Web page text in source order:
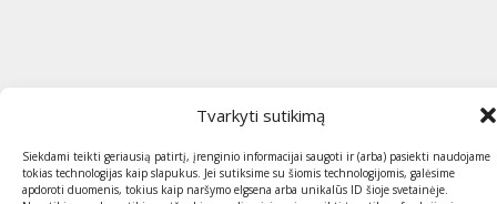
Tvarkyti sutikimą
Siekdami teikti geriausią patirtį, įrenginio informacijai saugoti ir (arba) pasiekti naudojame
tokias technologijas kaip slapukus. Jei sutiksime su šiomis technologijomis, galėsime
apdoroti duomenis, tokius kaip naršymo elgsena arba unikalūs ID šioje svetainėje.